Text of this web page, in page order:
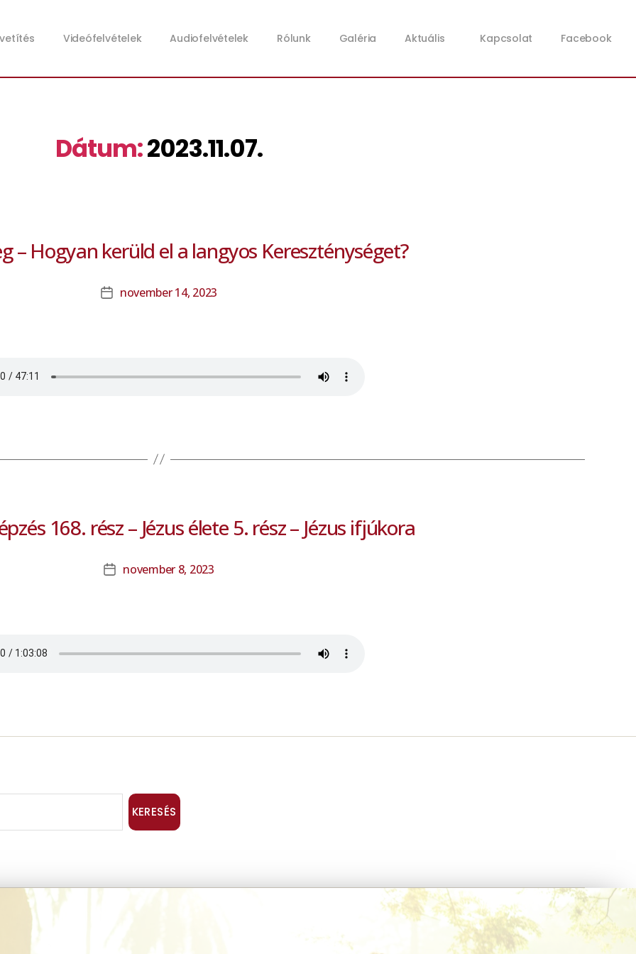
Videófelvételek Audiofelvételek Rólunk Galéria Aktuális Kapcsolat Facebook
Dátum:2023.11.07.
– Hogyan kerüld el a langyos Kereszténységet?
november 14, 2023
168. rész – Jézus élete 5. rész – Jézus ifjúkora
november 8, 2023